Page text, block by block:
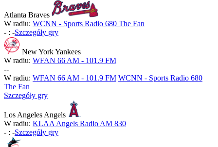
Atlanta Braves
W radiu: WCNN - Sports Radio 680 The Fan
- : -Szczegóły gry
New York Yankees
W radiu: WFAN 66 AM - 101.9 FM
--
W radiu: WFAN 66 AM - 101.9 FM WCNN - Sports Radio 680
The Fan
Szczegóły gry
Los Angeles Angels
W radiu: KLAA Angels Radio AM 830
- : -Szczegóły gry